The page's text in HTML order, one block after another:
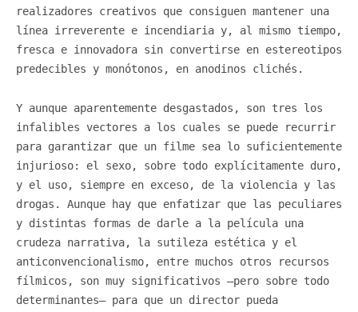
realizadores creativos que consiguen mantener una
línea irreverente e incendiaria y, al mismo tiempo,
fresca e innovadora sin convertirse en estereotipos
predecibles y monótonos, en anodinos clichés.
Y aunque aparentemente desgastados, son tres los
infalibles vectores a los cuales se puede recurrir
para garantizar que un filme sea lo suficientemente
injurioso: el sexo, sobre todo explícitamente duro,
y el uso, siempre en exceso, de la violencia y las
drogas. Aunque hay que enfatizar que las peculiares
y distintas formas de darle a la película una
crudeza narrativa, la sutileza estética y el
anticonvencionalismo, entre muchos otros recursos
fílmicos, son muy significativos —pero sobre todo
determinantes— para que un director pueda